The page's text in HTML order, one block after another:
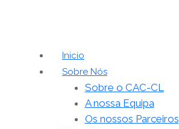
Inicio
Sobre Nós
Sobre o CAC-CL
A nossa Equipa
Os nossos Parceiros